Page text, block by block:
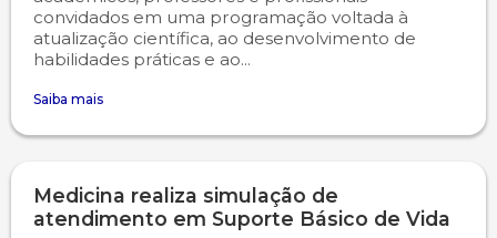
convidados em uma programação voltada à
atualização científica, ao desenvolvimento de
habilidades práticas e ao...
Saiba mais
Medicina realiza simulação de
atendimento em Suporte Básico de Vida